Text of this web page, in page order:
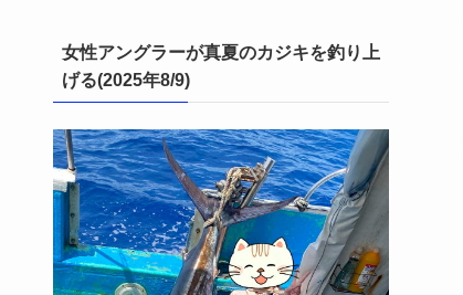
女性アングラーが真夏のカジキを釣り上
げる(2025年8/9)